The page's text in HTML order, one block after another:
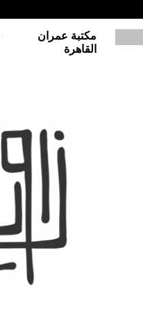
مكتبة عمران
القاهرة